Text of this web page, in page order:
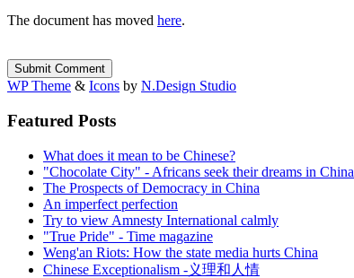
The document has moved here.
WP Theme & Icons by N.Design Studio
Featured Posts
What does it mean to be Chinese?
"Chocolate City" - Africans seek their dreams in China
The Prospects of Democracy in China
An imperfect perfection
Try to view Amnesty International calmly
"True Pride" - Time magazine
Weng'an Riots: How the state media hurts China
Chinese Exceptionalism -义理和人情